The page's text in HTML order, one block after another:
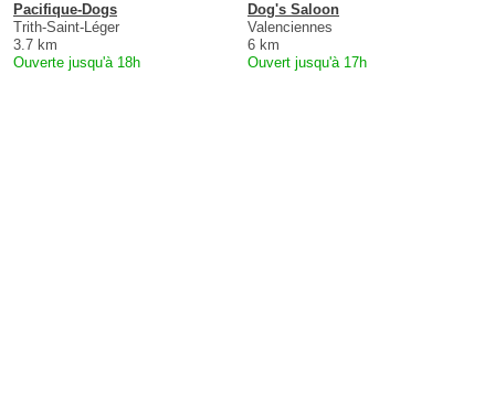
Pacifique-Dogs
Trith-Saint-Léger
3.7 km
Ouverte jusqu'à 18h
Dog's Saloon
Valenciennes
6 km
Ouvert jusqu'à 17h